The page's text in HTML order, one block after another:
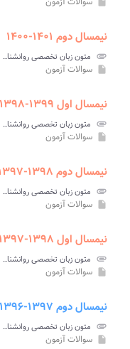
نیمسال دوم ۱۴۰۱-۱۴۰۰
attachment متون زبان تخصصی روانشناسی و علوم تربیتی پیام نور
insert_drive_file سوالات آزمون
نیمسال اول ۱۳۹۹-۱۳۹۸
attachment متون زبان تخصصی روانشناسی و علوم تربیتی پیام نور
insert_drive_file سوالات آزمون
نیمسال دوم ۱۳۹۸-۱۳۹۷
attachment متون زبان تخصصی روانشناسی و علوم تربیتی پیام نور
insert_drive_file سوالات آزمون
نیمسال اول ۱۳۹۸-۱۳۹۷
attachment متون زبان تخصصی روانشناسی و علوم تربیتی پیام نور
insert_drive_file سوالات آزمون
نیمسال دوم ۱۳۹۷-۱۳۹۶
attachment متون زبان تخصصی روانشناسی و علوم تربیتی پیام نور
insert_drive_file سوالات آزمون